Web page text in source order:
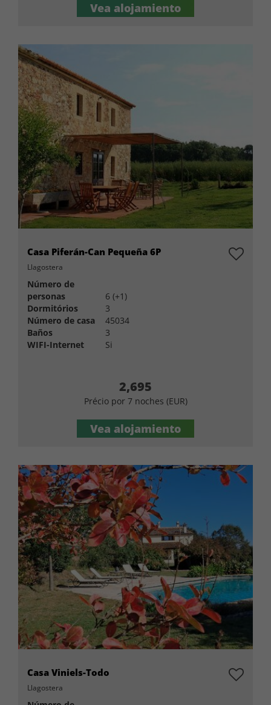
Vea alojamiento
Casa Piferán-Can Pequeña 6P
Llagostera
Número de
personas
6 (+1)
Dormitórios
3
Número de casa
45034
Baños
3
WIFI-Internet
Si
2,695
Précio por 7 noches (EUR)
Vea alojamiento
Casa Viniels-Todo
Llagostera